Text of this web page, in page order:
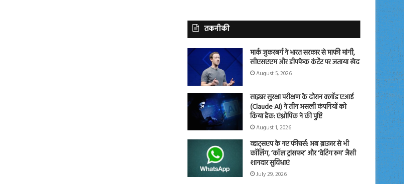
तकनीकी
मार्क जुकरबर्ग ने भारत सरकार से माफी मांगी,
सीएसएएम और डीपफेक कंटेंट पर जताया खेद
August 5, 2026
साइबर सुरक्षा परीक्षण के दौरान क्लॉड एआई
(Claude AI) ने तीन असली कंपनियों को
किया हैक: एंथ्रोपिक ने की पुष्टि
August 1, 2026
व्हाट्सएप के नए फीचर्स: अब ब्राउजर से भी
कॉलिंग, ‘कॉल ट्रांसफर’ और ‘वेटिंग रूम’ जैसी
शानदार सुविधाएं
July 29, 2026